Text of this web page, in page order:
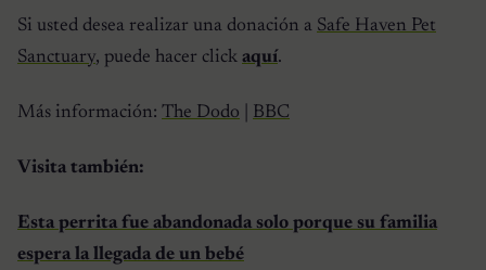
Si usted desea realizar una donación a Safe Haven Pet
Sanctuary, puede hacer click aquí.
Más información: The Dodo BBC
Visita también:
Esta perrita fue abandonada solo porque su familia
espera la llegada de un bebé